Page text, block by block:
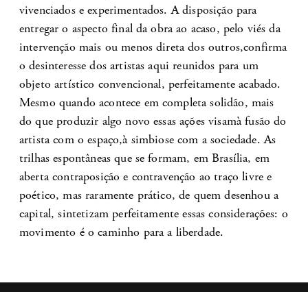
vivenciados e experimentados. A disposição para
entregar o aspecto final da obra ao acaso, pelo viés da
intervenção mais ou menos direta dos outros,confirma
o desinteresse dos artistas aqui reunidos para um
objeto artístico convencional, perfeitamente acabado.
Mesmo quando acontece em completa solidão, mais
do que produzir algo novo essas ações visamà fusão do
artista com o espaço,à simbiose com a sociedade. As
trilhas espontâneas que se formam, em Brasília, em
aberta contraposição e contravenção ao traço livre e
poético, mas raramente prático, de quem desenhou a
capital, sintetizam perfeitamente essas considerações: o
movimento é o caminho para a liberdade.